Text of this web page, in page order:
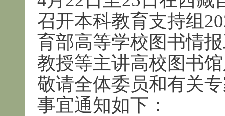
召开本科教育支持组
育部高等学校图书情
教授等主讲高校图书
敬请全体委员和有关
事宜通知如下：